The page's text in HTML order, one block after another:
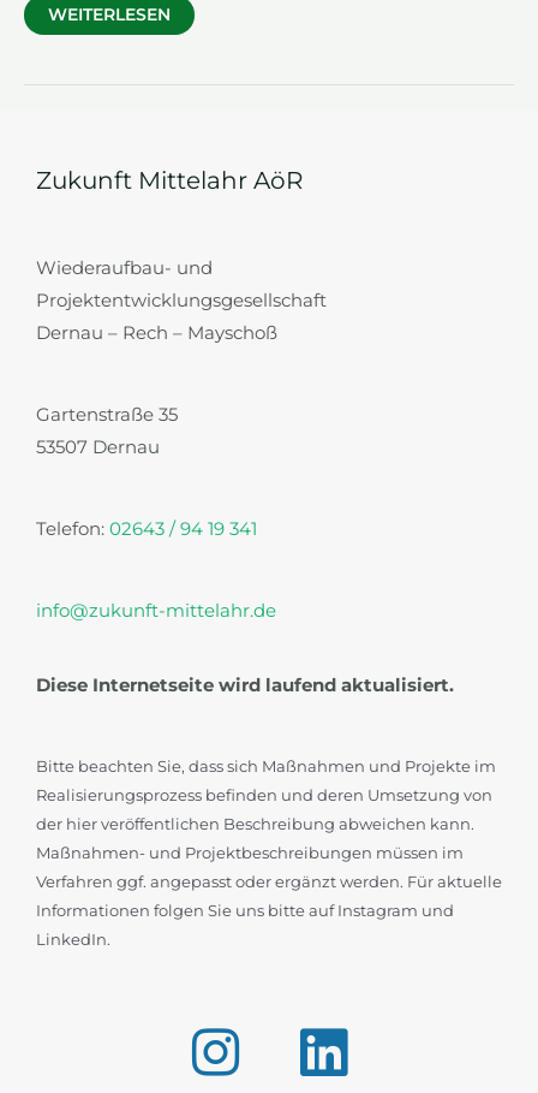
PRESSEMITTEILUNG
LAACH“
WEITERLESEN
Zukunft Mittelahr AöR
Wiederaufbau- und
Projektentwicklungsgesellschaft
Dernau – Rech – Mayschoß
Gartenstraße 35
53507 Dernau
Telefon: 02643 / 94 19 341
info@zukunft-mittelahr.de
Diese Internetseite wird laufend aktualisiert.
Bitte beachten Sie, dass sich Maßnahmen und Projekte im
Realisierungsprozess befinden und deren Umsetzung von
der hier veröffentlichen Beschreibung abweichen kann.
Maßnahmen- und Projektbeschreibungen müssen im
Verfahren ggf. angepasst oder ergänzt werden. Für aktuelle
Informationen folgen Sie uns bitte auf Instagram und
LinkedIn.